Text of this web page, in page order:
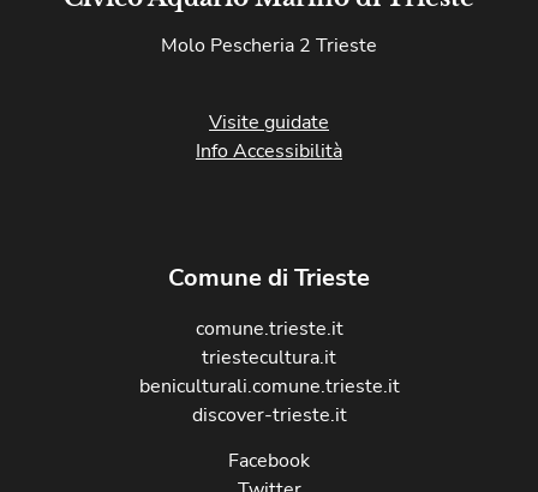
Molo Pescheria 2 Trieste
Visite guidate
Info Accessibilità
Comune di Trieste
comune.trieste.it
triestecultura.it
beniculturali.comune.trieste.it
discover-trieste.it
Facebook